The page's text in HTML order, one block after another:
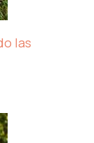
las